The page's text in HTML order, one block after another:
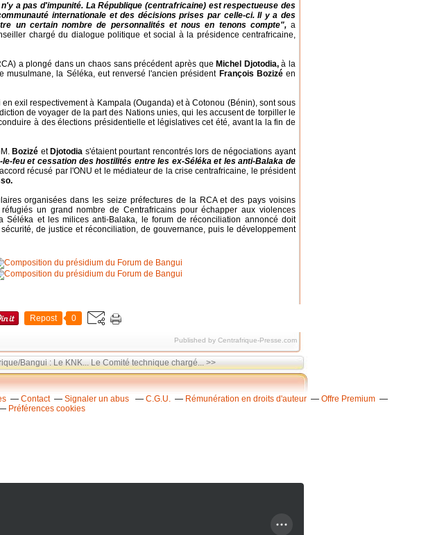
a pas d'impunité. La République (centrafricaine) est respectueuse des
internationale et des décisions prises par celle-ci. Il y a des
un certain nombre de personnalités et nous en tenons compte",a
chargé du dialogue politique et social à la présidence centrafricaine,
a plongé dans un chaos sans précédent après que Michel Djotodia,à la
musulmane, la Séléka, eut renversé l'ancien président François Bozizéen
exil respectivement à Kampala (Ouganda) et à Cotonou (Bénin), sont sous
de voyager de la part des Nations unies, qui les accusent de torpiller le
à des élections présidentielle et législatives cet été, avant la la fin de
Bozizé et Djotodia s'étaient pourtant rencontrés lors de négociations ayant
feu et cessation des hostilités entre les ex-Séléka et les anti-Balaka de
récusé par l'ONU et le médiateur de la crise centrafricaine, le président
organisées dans les seize préfectures de la RCA et des pays voisins
un grand nombre de Centrafricains pour échapper aux violences
Séléka et les milices anti-Balaka, le forum de réconciliation annoncé doit
de justice et réconciliation, de gouvernance, puis le développement
Repost 0
Published by Centrafrique-Presse.com
Bangui : Le KNK... Le Comité technique chargé... >>
Contact Signaler un abus C.G.U. Rémunération en droits d'auteur
Offre Premium
Préférences cookies